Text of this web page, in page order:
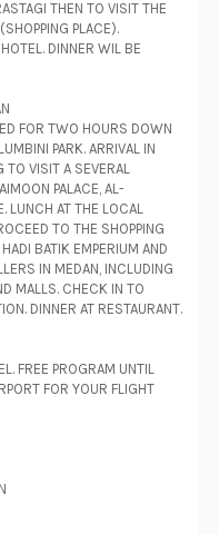
THEN TO VISIT THE
PLACE).
DINNER WIL BE
FOR TWO HOURS DOWN
PARK. ARRIVAL IN
VISIT A SEVERAL
PALACE, AL-
LUNCH AT THE LOCAL
TO THE SHOPPING
BATIK EMPERIUM AND
IN MEDAN, INCLUDING
MALLS. CHECK IN TO
DINNER AT RESTAURANT.
FREE PROGRAM UNTIL
FOR YOUR FLIGHT